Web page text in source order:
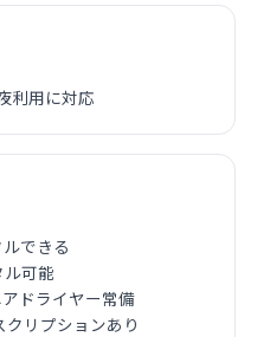
利用に対応
できる
可能
ドライヤー常備
リプションあり